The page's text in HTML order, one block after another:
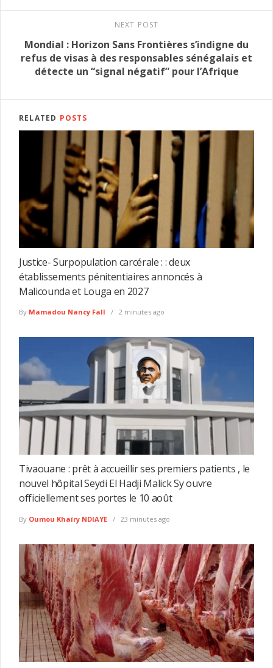
NEXT POST
Mondial : Horizon Sans Frontières s’indigne du
refus de visas à des responsables sénégalais et
détecte un “signal négatif” pour l’Afrique
RELATED POSTS
Justice- Surpopulation carcérale : : deux
établissements pénitentiaires annoncés à
Malicounda et Louga en 2027
By Mamadou Nancy Fall 2 minutes ago
Tivaouane : prêt à accueillir ses premiers patients , le
nouvel hôpital Seydi El Hadji Malick Sy ouvre
officiellement ses portes le 10 août
By Oumou Khaïry NDIAYE 23 minutes ago